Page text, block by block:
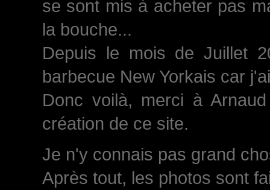
se sont mis à acheter pas
la bouche...
Depuis le mois de Juillet
barbecue New Yorkais car
Donc voilà, merci à
création de ce site.
Je n'y connais pas grand
Après tout, les photos sont